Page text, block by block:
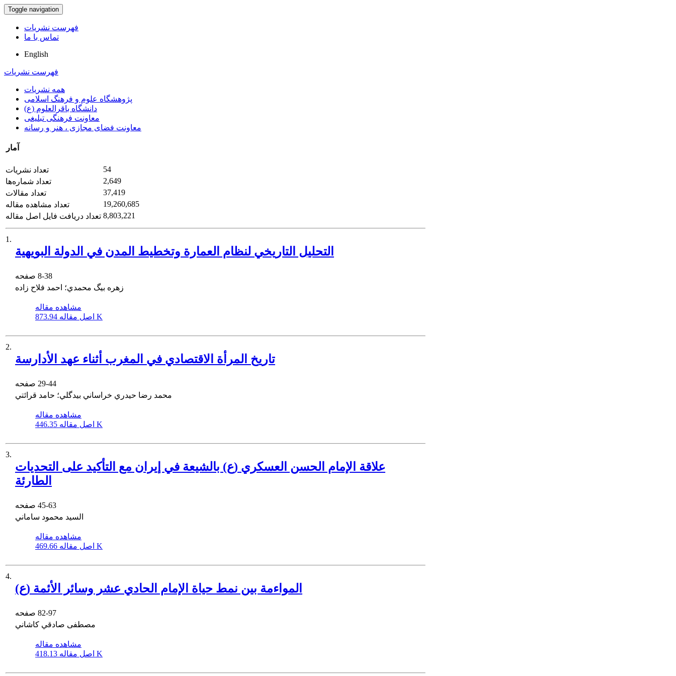
Toggle navigation
فهرست نشریات
تماس با ما
English
فهرست نشریات
همه نشریات
پژوهشگاه علوم و فرهنگ اسلامی
دانشگاه باقرالعلوم (ع)
معاونت فرهنگی تبلیغی
معاونت فضای مجازی ، هنر و رسانه
آمار
تعداد نشریات
54
تعداد شماره‌ها
2,649
تعداد مقالات
37,419
تعداد مشاهده مقاله
19,260,685
تعداد دریافت فایل اصل مقاله 8,803,221
1.
التحليل التاريخي لنظام العمارة وتخطيط المدن في الدولة البويهية
8-38
زهره بیگ محمدي؛ احمد فلاح زاده
مشاهده مقاله
اصل مقاله 873.94 K
2.
تاريخ المرأة الاقتصادي في المغرب أثناء عهد الأدارسة
29-44
محمد رضا حیدري خراساني بیدگلي؛ حامد قرائتي
مشاهده مقاله
اصل مقاله 446.35 K
3.
علاقة الإمام الحسن العسكري (ع) بالشيعة في إيران مع التأكيد على التحديات
الطارئة
45-63
السید محمود ساماني
مشاهده مقاله
اصل مقاله 469.66 K
4.
المواءمة بين نمط حياة الإمام الحادي عشر وسائر الأئمة (ع)
82-97
مصطفی صادقي کاشاني
مشاهده مقاله
اصل مقاله 418.13 K